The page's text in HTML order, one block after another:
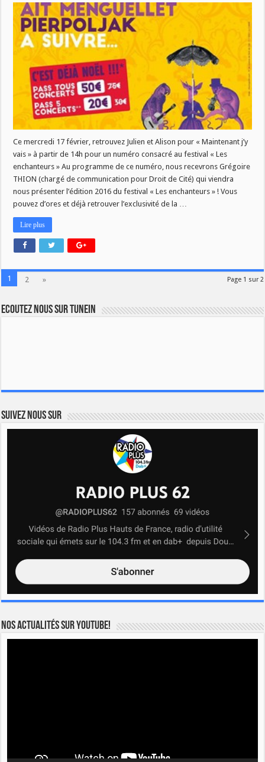
vais]
enchanteurs
Ce mercredi 17 février, retrouvez Julien et Alison pour « Maintenant j’y
vais » à partir de 14h pour un numéro consacré au festival « Les
enchanteurs » Au programme de ce numéro, nous recevrons Grégoire
THION (chargé de communication pour Droit de Cité) qui viendra
nous présenter l’édition 2016 du festival « Les enchanteurs » ! Vous
pouvez d’ores et déjà retrouver l’exclusivité de la …
Lire plus
Page 1 sur 2
1 2 »
Ecoutez nous sur TuneIn
Suivez nous sur
Nos actualités sur YOUTUBE!